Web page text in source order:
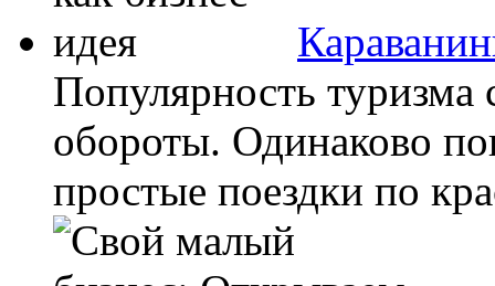
Популярность
обороты. Одинаково
простые поездки по